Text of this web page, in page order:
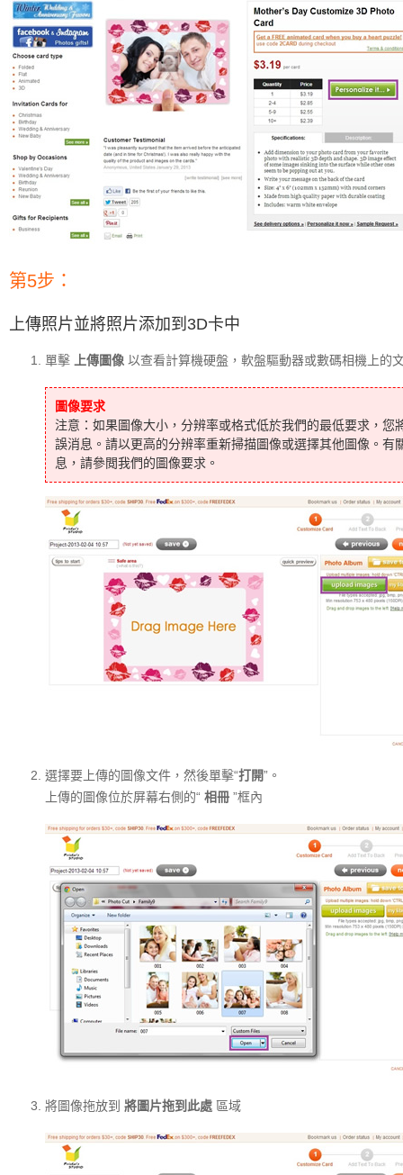
第5步：
上傳照片並將照片添加到3D卡中
單擊 上傳圖像 以查看計算機硬盤，軟盤驅動器或數碼相機上的
圖像要求
注意：如果圖像大小，分辨率或格式低於我們的最低要求，您
誤消息。請以更高的分辨率重新掃描圖像或選擇其他圖像。有
息，請參閲我們的圖像要求。
選擇要上傳的圖像文件，然後單擊“打開”。
上傳的圖像位於屏幕右側的“ 相冊 ”框內
將圖像拖放到 將圖片拖到此處 區域